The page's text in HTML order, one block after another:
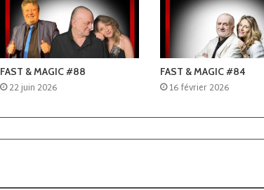
FAST & MAGIC #88
22 juin 2026
FAST & MAGIC #84
16 février 2026